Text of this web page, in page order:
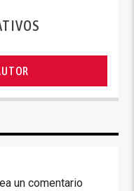
un comentario